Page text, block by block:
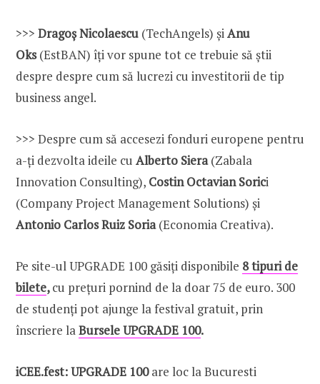
>>> Dragoș Nicolaescu (TechAngels) șiAnu
Oks(EstBAN) îți vor spune tot ce trebuie să știi
despre despre cum să lucrezi cu investitorii de tip
business angel.
>>> Despre cum să accesezi fonduri europene pentru
a-ți dezvolta ideile cu Alberto Siera(Zabala
Innovation Consulting), Costin Octavian Sorici
(Company Project Management Solutions) și
Antonio Carlos Ruiz Soria(Economia Creativa).
Pe site-ul UPGRADE 100 găsiți disponibile 8 tipuri de
bilete,cu prețuri pornind de la doar 75 de euro. 300
de studenți pot ajunge la festival gratuit, prin
înscriere laBursele UPGRADE 100.
iCEE.fest: UPGRADE 100are loc la Bucuresti